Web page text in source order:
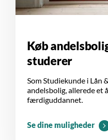
Køb
studerer
Som Studiekunde i Lån
andelsbolig, allerede et
færdiguddannet.
Se dine muligheder